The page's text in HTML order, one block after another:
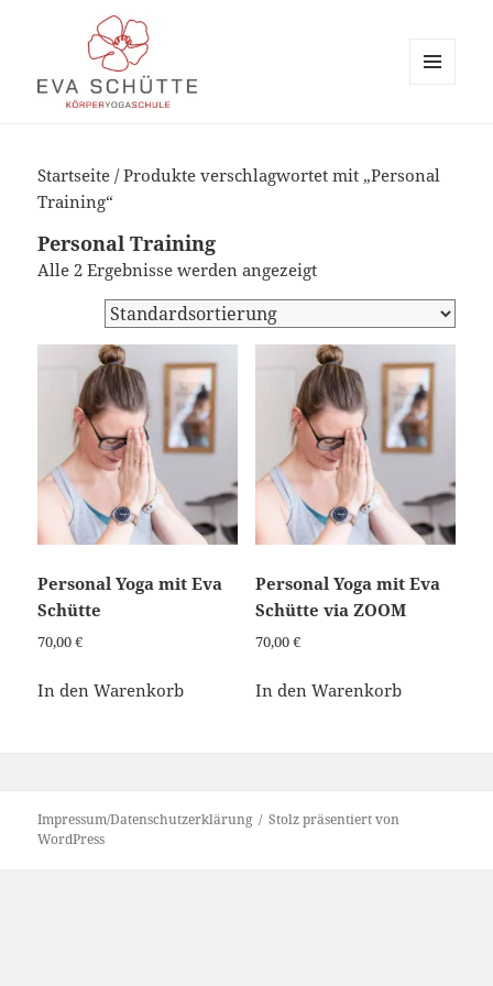
Startseite / Produkte verschlagwortet mit „Personal
Training“
Personal Training
Alle 2 Ergebnisse werden angezeigt
Personal Yoga mit Eva
Schütte
70,00€
In den Warenkorb
Personal Yoga mit Eva
Schütte via ZOOM
70,00€
In den Warenkorb
Impressum/Datenschutzerklärung
Stolz präsentiert von
WordPress